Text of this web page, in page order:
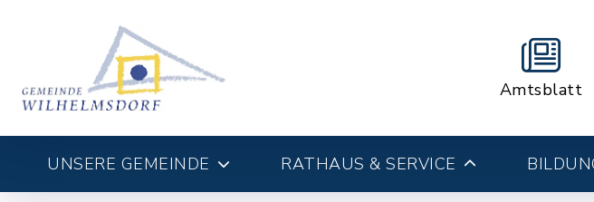
Amtsblatt
UNSERE GEMEINDE RATHAUS & SERVICE